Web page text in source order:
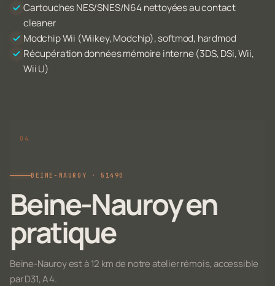
Cartouches NES/SNES/N64 nettoyées au contact
cleaner
Modchip Wii (Wiikey, Modchip), softmod, hardmod
Récupération données mémoire interne (3DS, DSi, Wii,
Wii U)
BEINE-NAUROY · 51490
Beine-Nauroy en
pratique
Beine-Nauroy est à 12 km de notre atelier rémois, accessible
par D31, A4.